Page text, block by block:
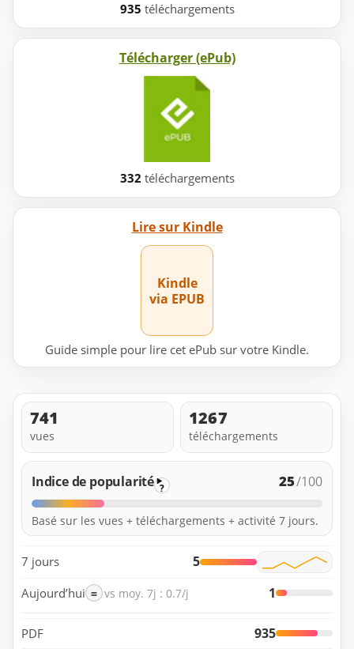
935 téléchargements
Télécharger (ePub)
332 téléchargements
Lire sur Kindle
Kindle
via EPUB
Guide simple pour lire cet ePub sur votre Kindle.
741
vues
1267
téléchargements
Indice de popularité ? 25/100
Basé sur les vues + téléchargements + activité 7 jours.
7 jours 5
Aujourd’hui = vs moy. 7j : 0.7/j 1
PDF 935